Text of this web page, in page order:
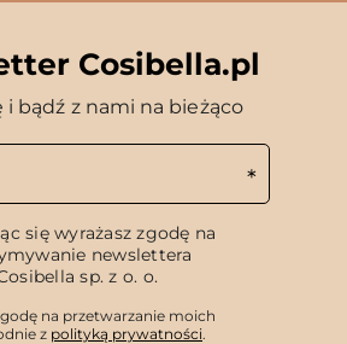
Cosibella.pl
i bądź z nami na bieżąco
się wyrażasz zgodę na
newslettera
sp. z o. o.
na przetwarzanie moich
z polityką prywatności.